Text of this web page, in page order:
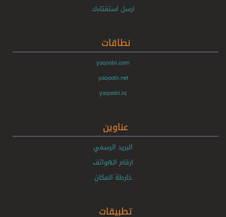
ارسل استفتاءك
نطاقات
yaqoobi.com
yaqoobi.net
yaqoobi.iq
عناوين
البريد الرسمي
ارقام الهواتف
خارطة المكان
تطبيقات